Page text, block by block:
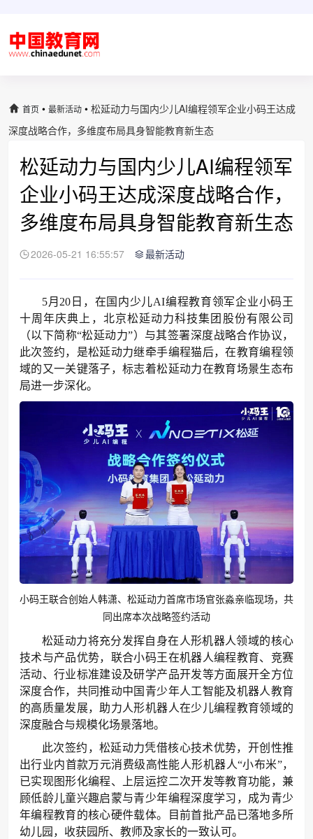
首页 • 最新活动 • 松延动力与国内少儿AI编程领军企业小码王达成
深度战略合作，多维度布局具身智能教育新生态
松延动力与国内少儿AI编程领军
企业小码王达成深度战略合作，
多维度布局具身智能教育新生态
2026-05-21 16:55:57 最新活动
5月20日，在国内少儿AI编程教育领军企业小码王
十周年庆典上，北京松延动力科技集团股份有限公司
（以下简称“松延动力”）与其签署深度战略合作协议，
此次签约，是松延动力继牵手编程猫后，在教育编程领
域的又一关键落子，标志着松延动力在教育场景生态布
局进一步深化。
小码王联合创始人韩潇、松延动力首席市场官张淼亲临现场，共
同出席本次战略签约活动
松延动力将充分发挥自身在人形机器人领域的核心
技术与产品优势，联合小码王在机器人编程教育、竞赛
活动、行业标准建设及研学产品开发等方面展开全方位
深度合作，共同推动中国青少年人工智能及机器人教育
的高质量发展，助力人形机器人在少儿编程教育领域的
深度融合与规模化场景落地。
此次签约，松延动力凭借核心技术优势，开创性推
出行业内首款万元消费级高性能人形机器人“小布米”，
已实现图形化编程、上层运控二次开发等教育功能，兼
顾低龄儿童兴趣启蒙与青少年编程深度学习，成为青少
年编程教育的核心硬件载体。目前首批产品已落地多所
幼儿园，收获园所、教师及家长的一致认可。